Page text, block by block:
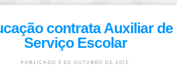
contrata Auxiliar de
Serviço Escolar
PUBLICADO 3 DE OUTUBRO DE 2013.